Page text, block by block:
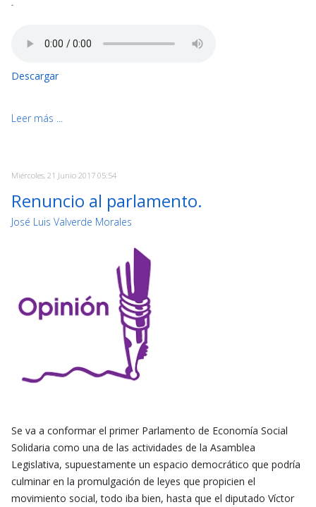
-
Descargar
Leer más ...
Miércoles, 21 Junio 2017 05:54
Renuncio al parlamento.
José Luis Valverde Morales
Se va a conformar el primer Parlamento de Economía Social
Solidaria como una de las actividades de la Asamblea
Legislativa, supuestamente un espacio democrático que podría
culminar en la promulgación de leyes que propicien el
movimiento social, todo iba bien, hasta que el diputado Víctor